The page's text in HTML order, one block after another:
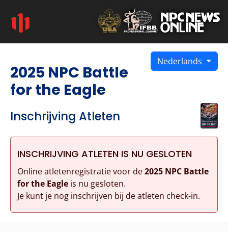
Nederlands
2025 NPC Battle
for the Eagle
Inschrijving Atleten
INSCHRIJVING ATLETEN IS NU GESLOTEN
Online atletenregistratie voor de2025 NPC Battle
for the Eagleis nu gesloten.
Je kunt je nog inschrijven bij de atleten check-in.